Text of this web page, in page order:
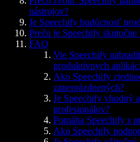
nástrojov?
Je Speechify budúcnosť
Prečo je Speechify
FAQ
Vie Speechify
produktívnych
Ako Speechify
zaneprázdnených?
Je Speechify vhodný
profesionálov?
Pomáha Speechify s
Ako Speechify